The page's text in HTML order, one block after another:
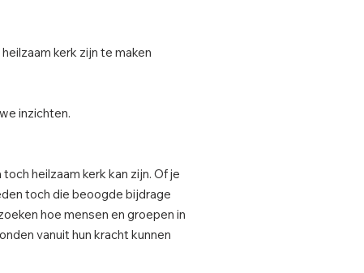
kerk zijn te maken
inzichten.
heilzaam kerk kan zijn. Of je
toch die beoogde bijdrage
hoe mensen en groepen in
vanuit hun kracht kunnen